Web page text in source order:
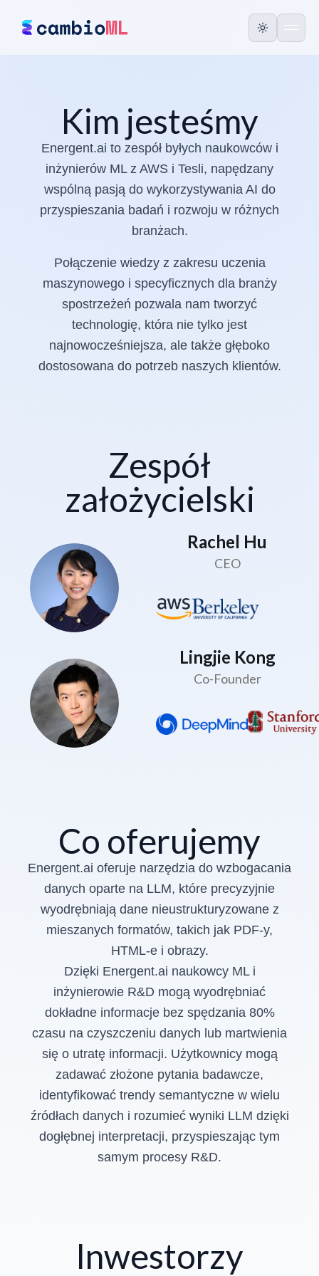
Kim jesteśmy
Energent.ai to zespół byłych naukowców i
inżynierów ML z AWS i Tesli, napędzany
wspólną pasją do wykorzystywania AI do
przyspieszania badań i rozwoju w różnych
branżach.
Połączenie wiedzy z zakresu uczenia
maszynowego i specyficznych dla branży
spostrzeżeń pozwala nam tworzyć
technologię, która nie tylko jest
najnowocześniejsza, ale także głęboko
dostosowana do potrzeb naszych klientów.
Zespół
założycielski
Rachel Hu
CEO
Lingjie Kong
Co-Founder
Co oferujemy
Energent.ai oferuje narzędzia do wzbogacania
danych oparte na LLM, które precyzyjnie
wyodrębniają dane nieustrukturyzowane z
mieszanych formatów, takich jak PDF-y,
HTML-e i obrazy.
Dzięki Energent.ai naukowcy ML i
inżynierowie R&D mogą wyodrębniać
dokładne informacje bez spędzania 80%
czasu na czyszczeniu danych lub martwienia
się o utratę informacji. Użytkownicy mogą
zadawać złożone pytania badawcze,
identyfikować trendy semantyczne w wielu
źródłach danych i rozumieć wyniki LLM dzięki
dogłębnej interpretacji, przyspieszając tym
samym procesy R&D.
Inwestorzy